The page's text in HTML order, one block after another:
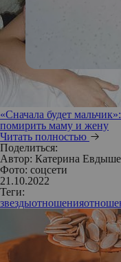
«Сначала будет
помирить маму и жену
Читать полностью
Поделиться:
Автор: Катерина
Фото: соцсети
21.10.2022
Теги:
звездыотношения